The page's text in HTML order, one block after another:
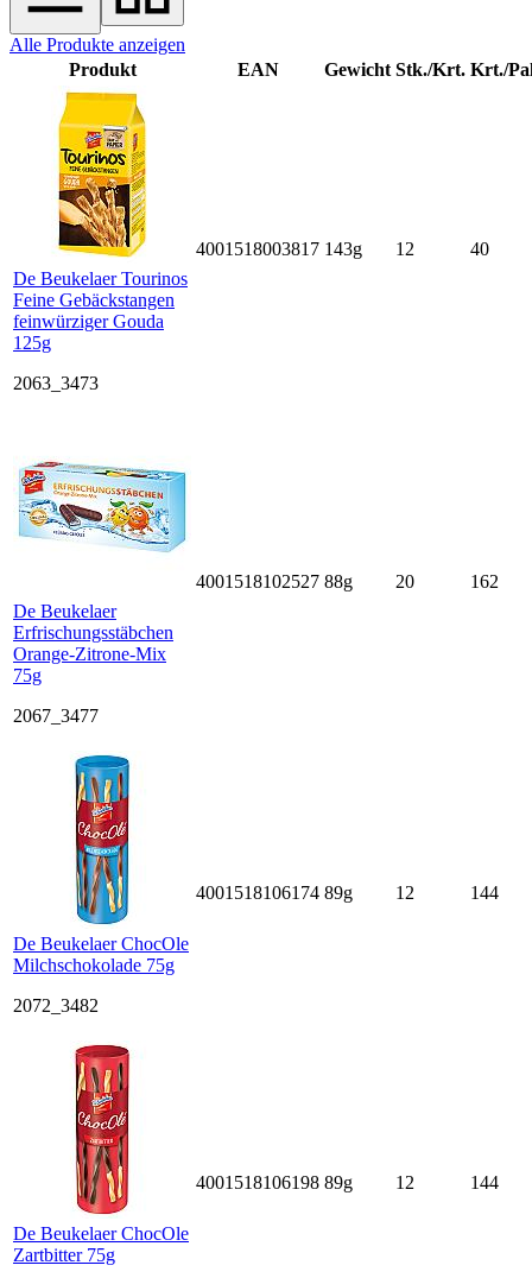
Alle Produkte anzeigen
Produkt
EAN Gewicht Stk./Krt. Krt./
De Beukelaer Tourinos
Feine Gebäckstangen
feinwürziger Gouda
125g
2063_3473
4001518003817 143g 12 40
De Beukelaer
Erfrischungsstäbchen
Orange-Zitrone-Mix
75g
2067_3477
4001518102527 88g 20 162
De Beukelaer ChocOle
Milchschokolade 75g
2072_3482
4001518106174 89g 12 144
De Beukelaer ChocOle
Zartbitter 75g
4001518106198 89g 12 144